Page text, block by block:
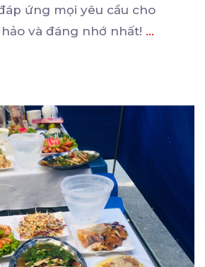
ứng mọi yêu cầu cho
và đáng nhớ nhất! ...